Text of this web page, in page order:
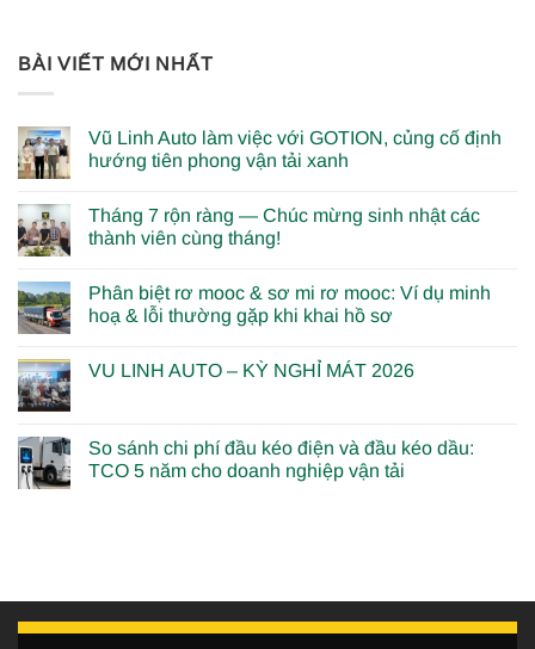
BÀI VIẾT MỚI NHẤT
Vũ Linh Auto làm việc với GOTION, củng cố định
hướng tiên phong vận tải xanh
Tháng 7 rộn ràng — Chúc mừng sinh nhật các
thành viên cùng tháng!
Phân biệt rơ mooc & sơ mi rơ mooc: Ví dụ minh
hoạ & lỗi thường gặp khi khai hồ sơ
VU LINH AUTO – KỲ NGHỈ MÁT 2026
So sánh chi phí đầu kéo điện và đầu kéo dầu:
TCO 5 năm cho doanh nghiệp vận tải